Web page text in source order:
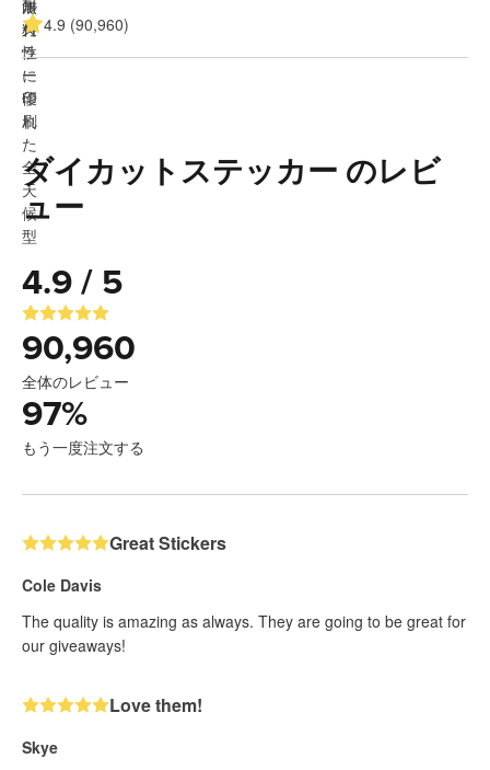
4.9 (90,960)
ダイカットステッカー のレビ
ュー
4.9 / 5
90,960
全体のレビュー
97%
もう一度注文する
Great Stickers
Cole Davis
The quality is amazing as always. They are going to be great for
our giveaways!
Love them!
Skye